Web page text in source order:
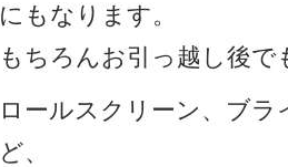
にもなります。
もちろんお引っ越し後で
ロールスクリーン、ブ
ど、